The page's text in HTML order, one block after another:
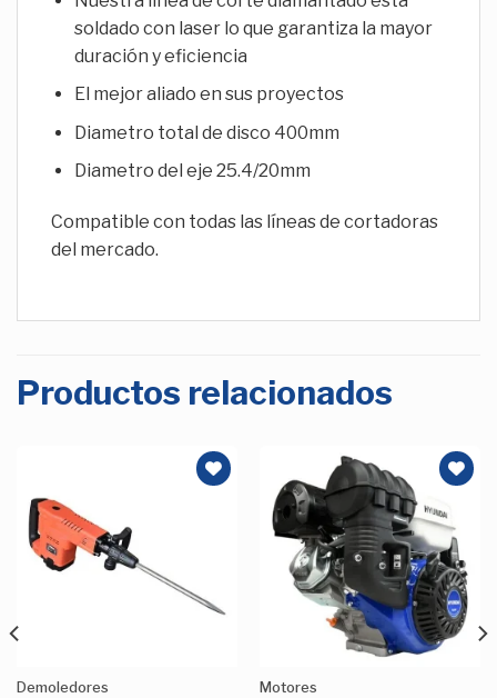
soldado con laser lo que garantiza la mayor
duración y eficiencia
El mejor aliado en sus proyectos
Diametro total de disco 400mm
Diametro del eje 25.4/20mm
Compatible con todas las líneas de cortadoras
del mercado.
Productos relacionados
Demoledores
Añadir
a la
Lista de
deseos
Motores